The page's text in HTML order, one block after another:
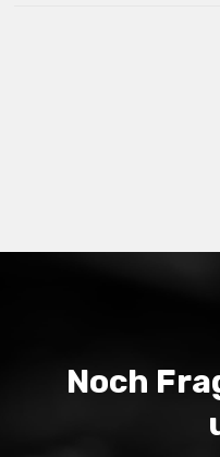
Noch